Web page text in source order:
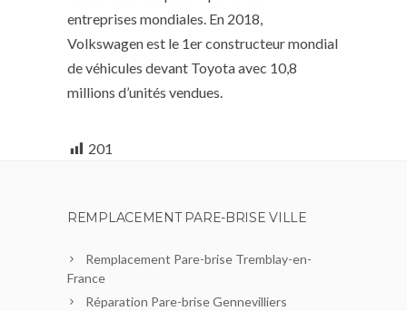
entreprises mondiales. En 2018,
Volkswagen est le 1er constructeur mondial
de véhicules devant Toyota avec 10,8
millions d’unités vendues.
201
REMPLACEMENT PARE-BRISE VILLE
Remplacement Pare-brise Tremblay-en-
France
Réparation Pare-brise Gennevilliers